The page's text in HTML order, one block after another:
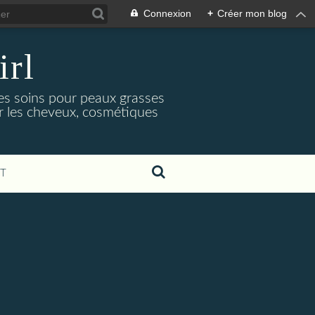
Connexion + Créer mon blog
soins pour peaux grasses
les cheveux, cosmétiques